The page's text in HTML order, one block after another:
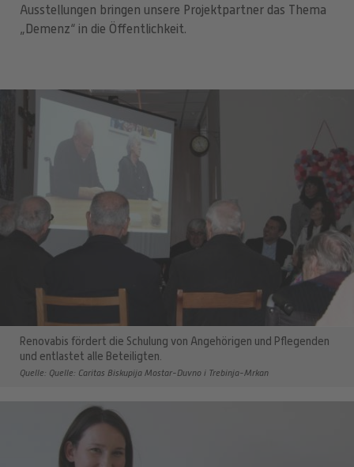
Ausstellungen bringen unsere Projektpartner das Thema
„Demenz“ in die Öffentlichkeit.
Renovabis fördert die Schulung von Angehörigen und Pflegenden
und entlastet alle Beteiligten.
Quelle: Quelle: Caritas Biskupija Mostar-Duvno i Trebinja-Mrkan